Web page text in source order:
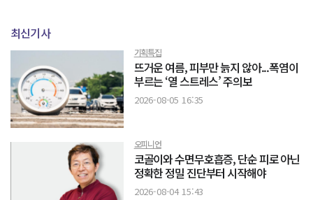
최신기사
기획특집
뜨거운 여름, 피부만 늙지 않아...폭염이
부르는 ‘열 스트레스’ 주의보
2026-08-05 16:35
오피니언
코골이와 수면무호흡증, 단순 피로 아닌
정확한 정밀 진단부터 시작해야
2026-08-04 15:43